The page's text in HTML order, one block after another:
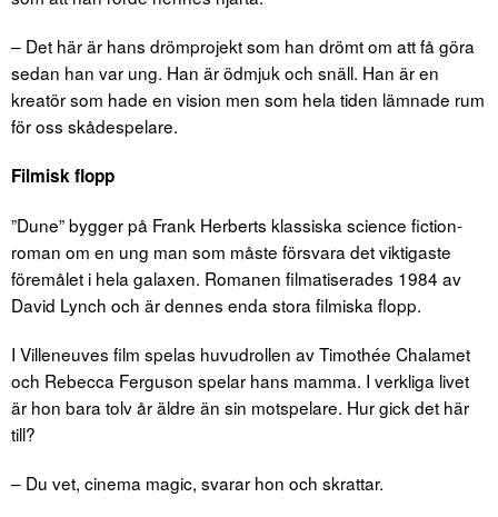
– Det här är hans drömprojekt som han drömt om att få göra
sedan han var ung. Han är ödmjuk och snäll. Han är en
kreatör som hade en vision men som hela tiden lämnade rum
för oss skådespelare.
Filmisk flopp
”Dune” bygger på Frank Herberts klassiska science fiction-
roman om en ung man som måste försvara det viktigaste
föremålet i hela galaxen. Romanen filmatiserades 1984 av
David Lynch och är dennes enda stora filmiska flopp.
I Villeneuves film spelas huvudrollen av Timothée Chalamet
och Rebecca Ferguson spelar hans mamma. I verkliga livet
är hon bara tolv år äldre än sin motspelare. Hur gick det här
till?
– Du vet, cinema magic, svarar hon och skrattar.